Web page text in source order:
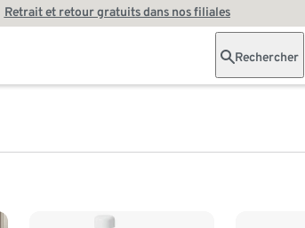
Retrait et retour gratuits dans nos filiales
Rechercher